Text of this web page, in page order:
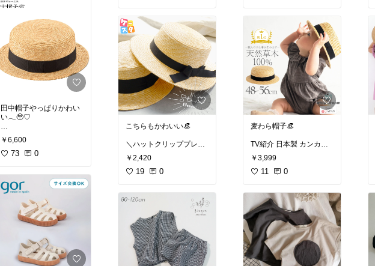
田中帽子やっぱりかわい
い𓂃🥹♡
田中帽子 麦わら カンカン
帽子 Marin マラン 子供用
ハット 日除け 日よけ 田
中帽子店 女の子 男の子
夏 人気 親子 ペア お揃い
子供用 かわいい おしゃ
れ] 即納
夏用帽子 #麦わら帽子
カンカン帽
￥6,600
73 0
こども服 #ベビー服 #キ
ッズ服
#男の子 #女の子
プレママ #こどもふく #
かわいい #おしゃれ #プ
チプラ #くすみカラー #
淡色 #アースカラー
こちらもかわいい👒
＼ハットクリッププレゼ
ント／ 帽子 子供 こども
ジュニア 麦わら帽子 つば
広 春夏 日除け UV対策 ボ
屋 ケースタ
#帽子 #キッズ #麦わら #
カンカン帽 #麦わら帽子
￥2,420
19 0
#男の子 #女の子
プレママ
#こどもふく #
かわいい
#おしゃれ #夏 #
夏祭り #甚平 #じんべい
麦わら帽子👒
TV紹介 日本製 カンカン
帽 麦わら帽子 48cm 50c
m 52cm 54cm 56cm 麦わ
ら カンカン帽子 ホイップ
ストロー ハット 帽子 春
夏 定番 シンプル おしゃ
れ かわいい【ラッピング
不可】
#カンカン帽 #キッズ #夏
用帽子 #麦わら
#麦わら
帽子
￥3,999
11 0